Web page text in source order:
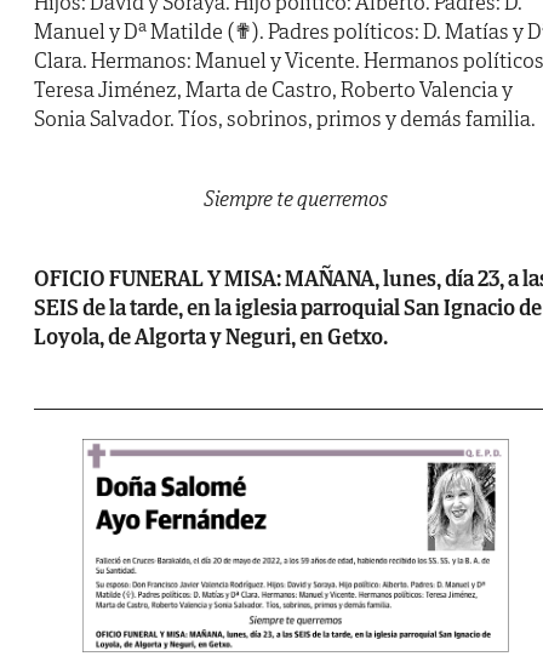
Manuel y Dª Matilde (✟). Padres políticos: D. Matías y
Clara. Hermanos: Manuel y Vicente. Hermanos
Teresa Jiménez, Marta de Castro, Roberto Valencia y
Sonia Salvador. Tíos, sobrinos, primos y demás familia.
Siempre te querremos
OFICIO FUNERAL Y MISA: MAÑANA, lunes, día 23, a
SEIS de la tarde, en la iglesia parroquial San Ignacio de
Loyola, de Algorta y Neguri, en Getxo.